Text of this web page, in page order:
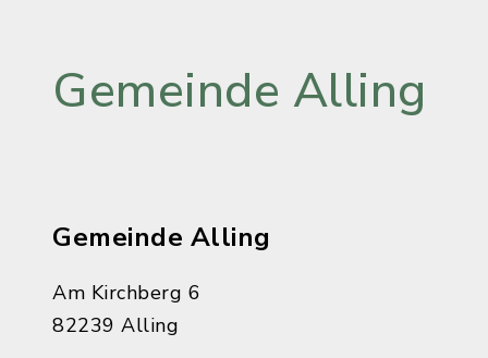
Gemeinde Alling
Gemeinde Alling
Am Kirchberg 6
82239 Alling